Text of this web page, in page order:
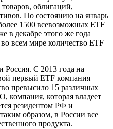
облигаций,
По состоянию на январь
1500 всевозможных ETF
в декабре этого же года
всем мире количество ETF
Россия. C 2013 года на
первый ETF компания
превысило 15 различных
компания, которая владеет
резидентом РФ и
образом, в России все
продукта.